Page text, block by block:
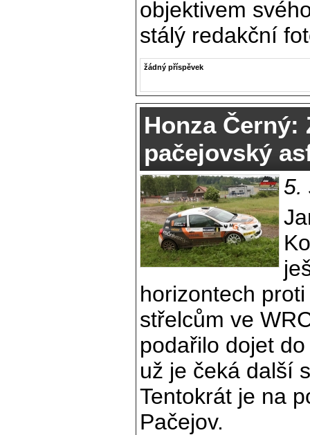
objektivem
stálý redakční
žádný příspěvek
Honza
pačejovský
5.
horizontech
střelcům ve
podařilo dojet
už je čeká další
Tentokrát je na
Pačejov.